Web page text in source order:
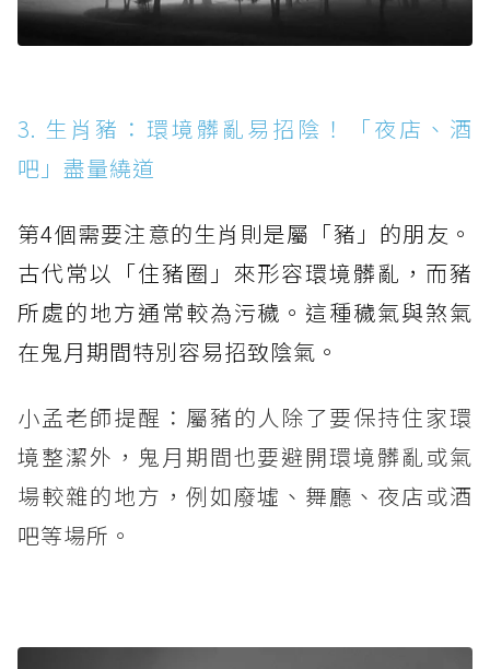
3. 生肖豬：環境髒亂易招陰！「夜店、酒
吧」盡量繞道
第4個需要注意的生肖則是屬「豬」的朋友。
古代常以「住豬圈」來形容環境髒亂，而豬
所處的地方通常較為污穢。這種穢氣與煞氣
在鬼月期間特別容易招致陰氣。
小孟老師提醒：屬豬的人除了要保持住家環
境整潔外，鬼月期間也要避開環境髒亂或氣
場較雜的地方，例如廢墟、舞廳、夜店或酒
吧等場所。